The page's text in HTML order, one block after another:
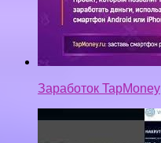
Заработок TapMoney